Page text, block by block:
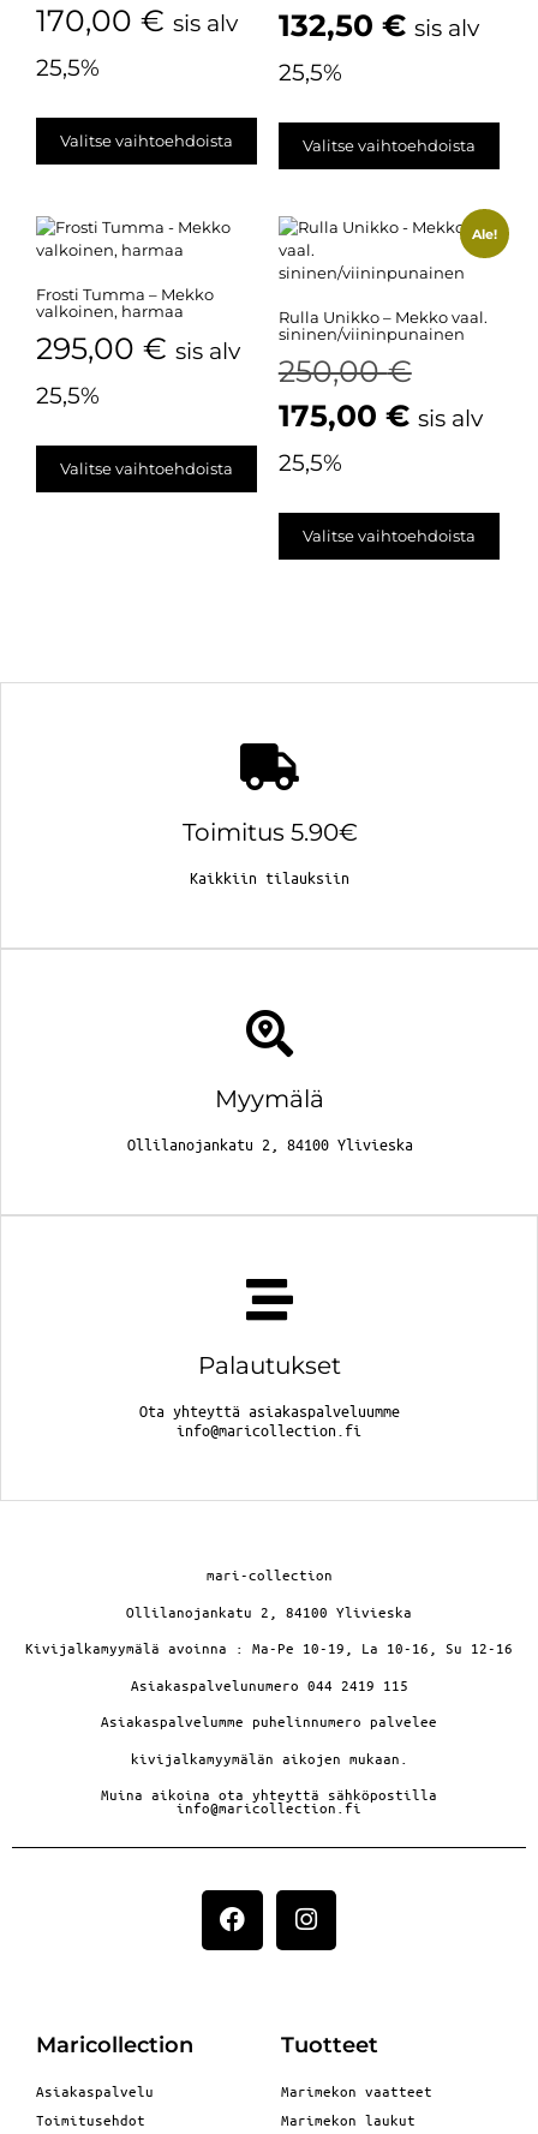
170,00 € sis alv
25,5%
Valitse vaihtoehdoista
132,50 € sis alv
25,5%
Valitse vaihtoehdoista
Frosti Tumma – Mekko
valkoinen, harmaa
295,00 € sis alv
25,5%
Valitse vaihtoehdoista
Ale!
Rulla Unikko – Mekko vaal.
sininen/viininpunainen
250,00€
175,00 € sis alv
25,5%
Valitse vaihtoehdoista
Toimitus 5.90€
Kaikkiin tilauksiin
Myymälä
Ollilanojankatu 2, 84100 Ylivieska
Palautukset
Ota yhteyttä asiakaspalveluumme
info@maricollection.fi
mari-collection
Ollilanojankatu 2, 84100 Ylivieska
Kivijalkamyymälä avoinna : Ma-Pe 10-19, La 10-16, Su 12-16
Asiakaspalvelunumero 044 2419 115
Asiakaspalvelumme puhelinnumero palvelee
kivijalkamyymälän aikojen mukaan.
Muina aikoina ota yhteyttä sähköpostilla
info@maricollection.fi
Maricollection
Asiakaspalvelu
Toimitusehdot
Tuotteet
Marimekon vaatteet
Marimekon laukut